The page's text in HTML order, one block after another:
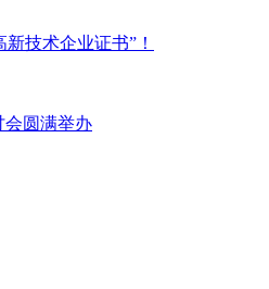
技术企业证书”！
会圆满举办